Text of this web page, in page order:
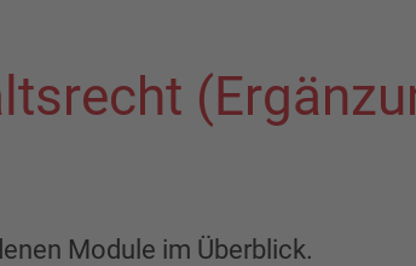
Module im Überblick.